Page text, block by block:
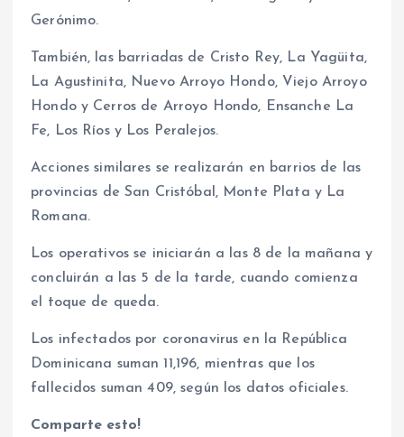
Gerónimo.
También, las barriadas de Cristo Rey, La Yagüita,
La Agustinita, Nuevo Arroyo Hondo, Viejo Arroyo
Hondo y Cerros de Arroyo Hondo, Ensanche La
Fe, Los Ríos y Los Peralejos.
Acciones similares se realizarán en barrios de las
provincias de San Cristóbal, Monte Plata y La
Romana.
Los operativos se iniciarán a las 8 de la mañana y
concluirán a las 5 de la tarde, cuando comienza
el toque de queda.
Los infectados por coronavirus en la República
Dominicana suman 11,196, mientras que los
fallecidos suman 409, según los datos oficiales.
Comparte esto!